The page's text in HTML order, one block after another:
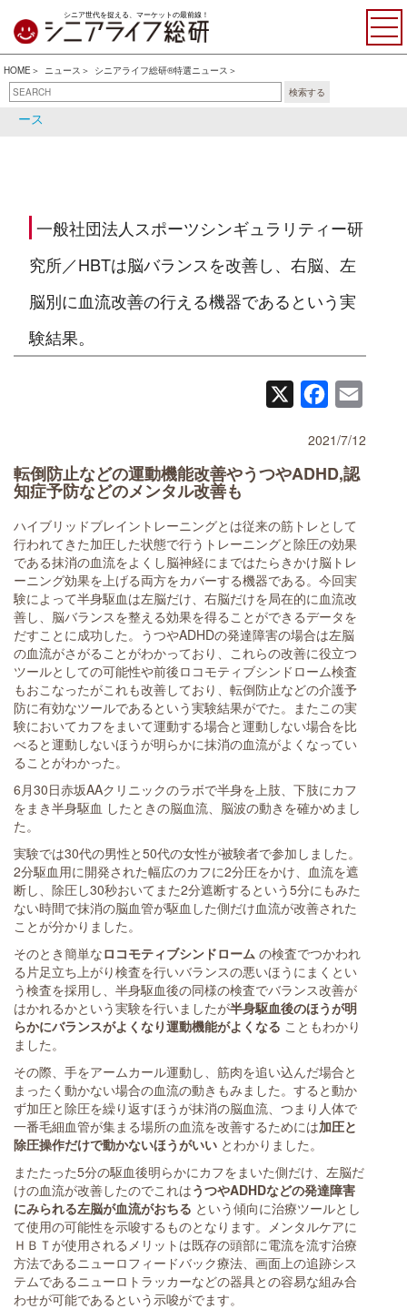
シニア世代を捉える、マーケットの最前線！
HOME ニュース
シニアライフ総研®特選ニュース
検索する
シニアライフ総研®特選ニュ
ース
シニア関連ニュース
一般社団法人スポーツシンギュラリティー研
究所／​HBTは脳バランスを改善し、右脳、左
脳別に血流改善の行える機器であるという実
験結果。
Facebook
2021/7/12
転倒防止などの運動機能改善やうつやADHD,認
知症予防などのメンタル改善も
ハイブリッドブレイントレーニングとは従来の筋トレとして
行われてきた加圧した状態で行うトレーニングと除圧の効果
である抹消の血流をよくし脳神経にまではたらきかけ脳トレ
ーニング効果を上げる両方をカバーする機器である。今回実
験によって半身駆血は左脳だけ、右脳だけを局在的に血流改
善し、脳バランスを整える効果を得ることができるデータを
だすことに成功した。うつやADHDの発達障害の場合は左脳
の血流がさがることがわかっており、これらの改善に役立つ
ツールとしての可能性や前後ロコモティブシンドローム検査
もおこなったがこれも改善しており、転倒防止などの介護予
防に有効なツールであるという実験結果がでた。またこの実
験においてカフをまいて運動する場合と運動しない場合を比
べると運動しないほうが明らかに抹消の血流がよくなってい
ることがわかった。
6月30日赤坂AAクリニックのラボで半身を上肢、下肢にカフ
をまき半身駆血 したときの脳血流、脳波の動きを確かめまし
た。
実験では30代の男性と50代の女性が被験者で参加しました。
2分駆血用に開発された幅広のカフに2分圧をかけ、血流を遮
断し、除圧し30秒おいてまた2分遮断するという5分にもみた
ない時間で抹消の脳血管が駆血した側だけ血流が改善された
ことが分かりました。
そのとき簡単なロコモティブシンドローム の検査でつかわれ
る片足立ち上がり検査を行いバランスの悪いほうにまくとい
う検査を採用し、半身駆血後の同様の検査でバランス改善が
はかれるかという実験を行いましたが半身駆血後のほうが明
らかにバランスがよくなり運動機能がよくなる こともわかり
ました。
その際、手をアームカール運動し、筋肉を追い込んだ場合と
まったく動かない場合の血流の動きもみました。すると動か
ず加圧と除圧を繰り返すほうが抹消の脳血流、つまり人体で
一番毛細血管が集まる場所の血流を改善するためには加圧と
除圧操作だけで動かないほうがいい とわかりました。
またたった5分の駆血後明らかにカフをまいた側だけ、左脳だ
けの血流が改善したのでこれはうつやADHDなどの発達障害
にみられる左脳が血流がおちる という傾向に治療ツールとし
て使用の可能性を示唆するものとなります。メンタルケアに
ＨＢＴが使用されるメリットは既存の頭部に電流を流す治療
方法であるニューロフィードバック療法、画面上の追跡シス
テムであるニューロトラッカーなどの器具との容易な組み合
わせが可能であるという示唆がでます。